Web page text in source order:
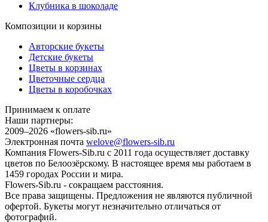
Клубника в шоколаде
Композиции и корзины
Авторские букеты
Детские букеты
Цветы в корзинах
Цветочные сердца
Цветы в коробочках
Принимаем к оплате
Наши партнеры:
2009–2026 «flowers-sib.ru»
Электронная почта welove@flowers-sib.ru
Компания Flowers-Sib.ru с 2011 года осуществляет доставку
цветов по Белоозёрскому. В настоящее время мы работаем в
1459 городах России и мира.
Flowers-Sib.ru - сокращаем расстояния.
Все права защищены. Предложения не являются публичной
офертой. Букеты могут незначительно отличаться от
фотографий.